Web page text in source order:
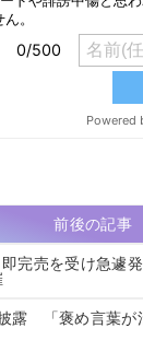
前後の記事
即完売を受け急遽
露 「褒め言葉が